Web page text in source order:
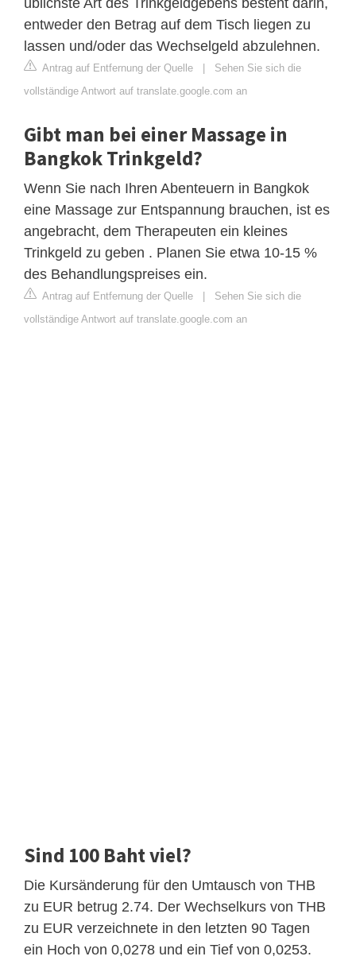
entweder den Betrag auf dem Tisch liegen zu
lassen und/oder das Wechselgeld abzulehnen.
Antrag auf Entfernung der Quelle | Sehen Sie sich die
vollständige Antwort auf translate.google.com an
Gibt man bei einer Massage in
Bangkok Trinkgeld?
Wenn Sie nach Ihren Abenteuern in Bangkok
eine Massage zur Entspannung brauchen, ist es
angebracht, dem Therapeuten ein kleines
Trinkgeld zu geben . Planen Sie etwa 10-15 %
des Behandlungspreises ein.
Antrag auf Entfernung der Quelle | Sehen Sie sich die
vollständige Antwort auf translate.google.com an
Sind 100 Baht viel?
Die Kursänderung für den Umtausch von THB
zu EUR betrug 2.74. Der Wechselkurs von THB
zu EUR verzeichnete in den letzten 90 Tagen
ein Hoch von 0,0278 und ein Tief von 0,0253.